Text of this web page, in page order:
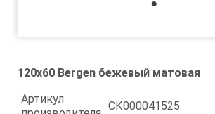
120x60 Bergen бежевый матовая
Артикул
СК000041525